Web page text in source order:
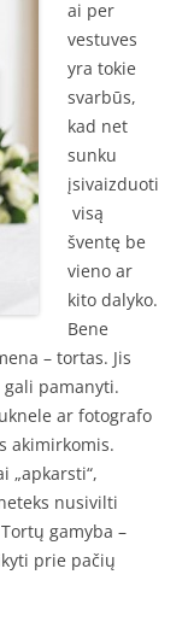
ai per
vestuves
yra tokie
svarbūs,
kad net
sunku
įsivaizduoti
visą
šventę be
vieno ar
kito dalyko.
Bene
– tortas. Jis
pamanyti.
ar fotografo
akimirkomis.
„apkarsti“,
nusivilti
gamyba –
prie pačių